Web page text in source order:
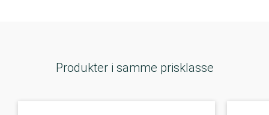
Produkter i samme prisklasse